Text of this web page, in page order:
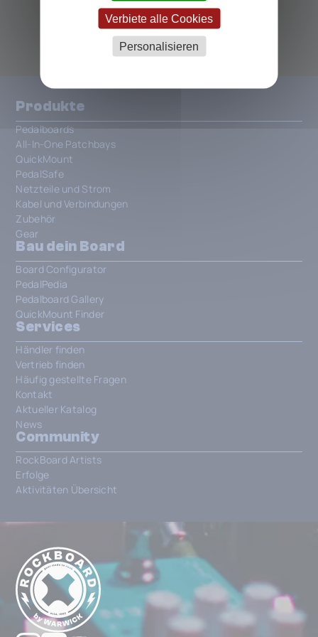
Verbiete alle Cookies
Personalisieren
ALLE ARTEC PEDALS
Produkte
Pedalboards
All-In-One Patchbays
QuickMount
PedalSafe
Netzteile und Strom
Kabel und Verbindungen
Zubehör
Gear
Bau dein Board
Board Configurator
PedalPedia
Pedalboard Gallery
QuickMount Finder
Services
Händler finden
Vertrieb finden
Häufig gestellte Fragen
Kontakt
Aktueller Katalog
News
Community
RockBoard Artists
Erfolge
Aktivitäten Übersicht